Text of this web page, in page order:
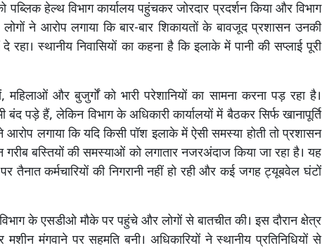
पब्लिक हेल्थ विभाग कार्यालय पहुंचकर जोरदार प्रदर्शन किया और विभाग
ने आरोप लगाया कि बार-बार शिकायतों के बावजूद प्रशासन उनकी
रहा। स्थानीय निवासियों का कहना है कि इलाके में पानी की सप्लाई पूरी
महिलाओं और बुजुर्गों को भारी परेशानियों का सामना करना पड़ रहा है।
पड़े हैं, लेकिन विभाग के अधिकारी कार्यालयों में बैठकर सिर्फ खानापूर्ति
आरोप लगाया कि यदि किसी पॉश इलाके में ऐसी समस्या होती तो प्रशासन
गरीब बस्तियों की समस्याओं को लगातार नजरअंदाज किया जा रहा है। यह
तैनात कर्मचारियों की निगरानी नहीं हो रही और कई जगह ट्यूबवेल घंटों
के एसडीओ मौके पर पहुंचे और लोगों से बातचीत की। इस दौरान क्षेत्र
मंगवाने पर सहमति बनी। अधिकारियों ने स्थानीय प्रतिनिधियों से